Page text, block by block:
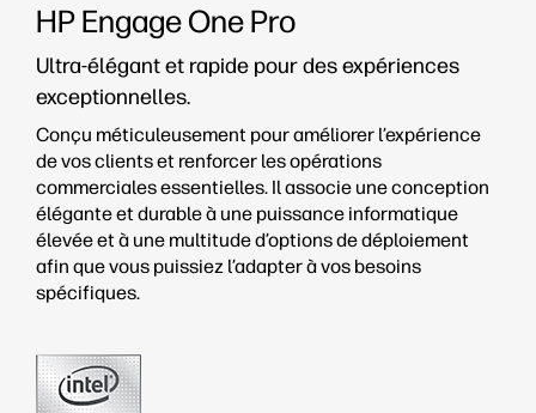
HP Engage One Pro
Ultra-élégant et rapide pour des expériences
exceptionnelles.
Conçu méticuleusement pour améliorer l’expérience
de vos clients et renforcer les opérations
commerciales essentielles. Il associe une conception
élégante et durable à une puissance informatique
élevée et à une multitude d’options de déploiement
afin que vous puissiez l’adapter à vos besoins
spécifiques.
.